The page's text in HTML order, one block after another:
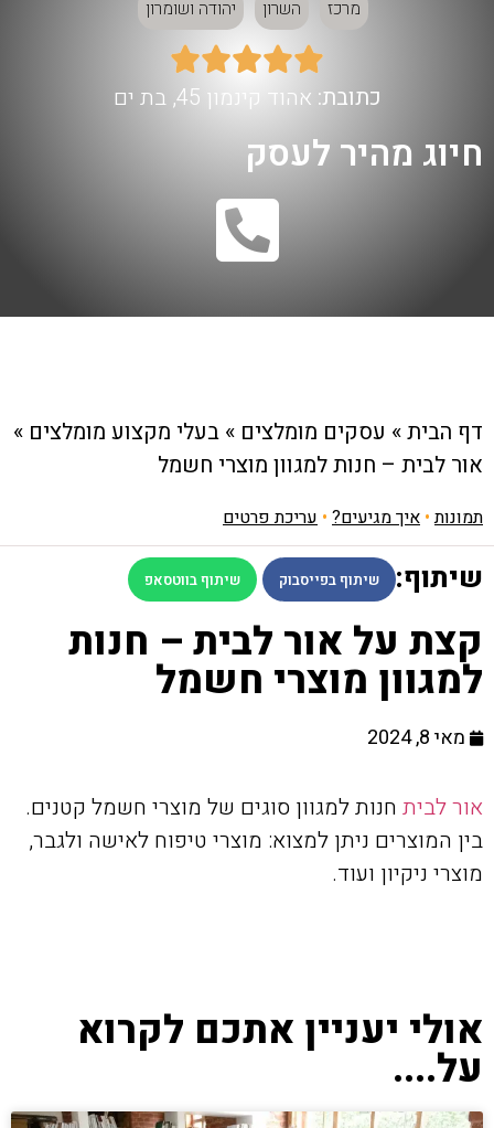
מרכז השרון יהודה ושומרון





כתובת: אהוד קינמון 45, בת ים
חיוג מהיר לעסק
דף הבית» עסקים מומלצים » בעלי מקצוע מומלצים »
אור לבית – חנות למגוון מוצרי חשמל
תמונות• איך מגיעים? • עריכת פרטים
שיתוף: שיתוף בפייסבוק שיתוף בווטסאפ
קצת על אור לבית – חנות
למגוון מוצרי חשמל
מאי 8, 2024
אור לבית חנות למגוון סוגים של מוצרי חשמל קטנים.
בין המוצרים ניתן למצוא: מוצרי טיפוח לאישה ולגבר,
מוצרי ניקיון ועוד.
אולי יעניין אתכם לקרוא
על....